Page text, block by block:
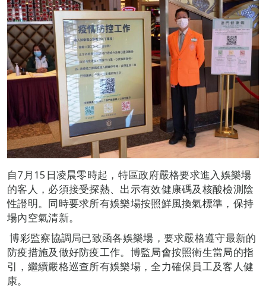
自7月15日凌晨零時起，特區政府嚴格要求進入娛樂場
的客人，必須接受探熱、出示有效健康碼及核酸檢測陰
性證明。同時要求所有娛樂場按照鮮風換氣標準，保持
場內空氣清新。
​ 博彩監察協調局已致函各娛樂場，要求嚴格遵守最新的
防疫措施及做好防疫工作。博監局會按照衛生當局的指
引，繼續嚴格巡查所有娛樂場，全力確保員工及客人健
康。